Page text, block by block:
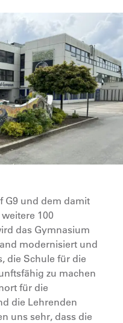
G9 und dem damit
100
das Gymnasium
modernisiert und
die Schule für die
zu machen
für die
die Lehrenden
uns sehr, dass die